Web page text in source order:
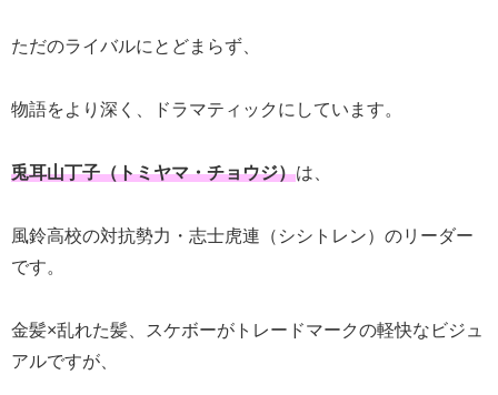
ただのライバルにとどまらず、
物語をより深く、ドラマティックにしています。
兎耳山丁子（トミヤマ・チョウジ）は、
風鈴高校の対抗勢力・志士虎連（シシトレン）のリーダー
です。
金髪×乱れた髪、スケボーがトレードマークの軽快なビジュ
アルですが、